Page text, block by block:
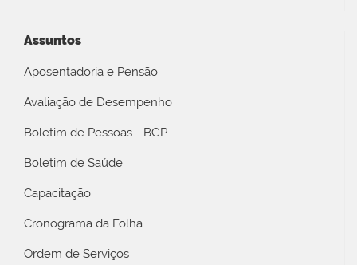
Assuntos
Aposentadoria e Pensão
Avaliação de Desempenho
Boletim de Pessoas - BGP
Boletim de Saúde
Capacitação
Cronograma da Folha
Ordem de Serviços